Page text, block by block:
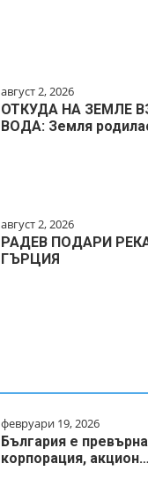
август 2, 2026
ОТКУДА НА ЗЕМЛЕ
ВОДА: Земля
август 2, 2026
РАДЕВ ПОДАРИ
ГЪРЦИЯ
февруари 19, 2026
България е
корпорация, акцион…